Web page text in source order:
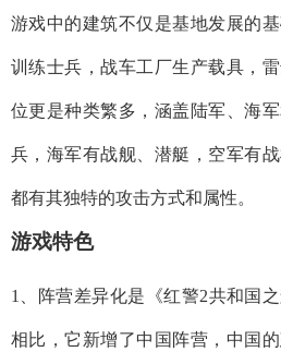
游戏中的建筑不仅是基地发展的
训练士兵，战车工厂生产载具，
位更是种类繁多，涵盖陆军、海
兵，海军有战舰、潜艇，空军有
都有其独特的攻击方式和属性。
游戏特色
1、阵营差异化是《红警2共和国
相比，它新增了中国阵营，中国